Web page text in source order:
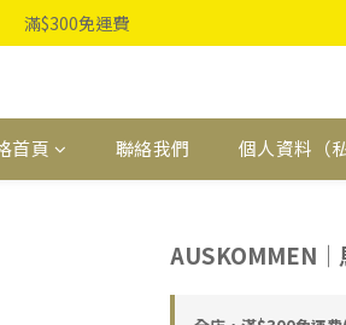
滿$300免運費
首頁 聯絡我們 個人資料（
AUSKOMMEN｜